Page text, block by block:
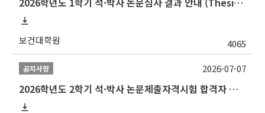
보건대학원 4065
공지사항
2026학년도 2학기 석·박사 논문제출자격시험 합격자 공고(TSQ Exam Result)
2026-07-07